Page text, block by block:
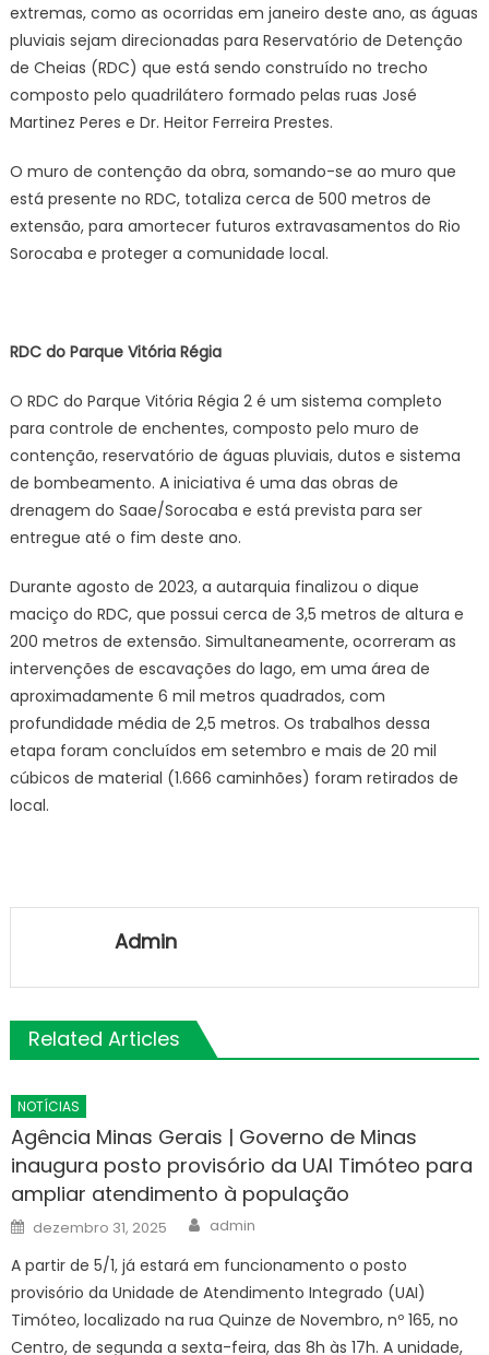
extremas, como as ocorridas em janeiro deste ano, as águas
pluviais sejam direcionadas para Reservatório de Detenção
de Cheias (RDC) que está sendo construído no trecho
composto pelo quadrilátero formado pelas ruas José
Martinez Peres e Dr. Heitor Ferreira Prestes.
O muro de contenção da obra, somando-se ao muro que
está presente no RDC, totaliza cerca de 500 metros de
extensão, para amortecer futuros extravasamentos do Rio
Sorocaba e proteger a comunidade local.
RDC do Parque Vitória Régia
O RDC do Parque Vitória Régia 2 é um sistema completo
para controle de enchentes, composto pelo muro de
contenção, reservatório de águas pluviais, dutos e sistema
de bombeamento. A iniciativa é uma das obras de
drenagem do Saae/Sorocaba e está prevista para ser
entregue até o fim deste ano.
Durante agosto de 2023, a autarquia finalizou o dique
maciço do RDC, que possui cerca de 3,5 metros de altura e
200 metros de extensão. Simultaneamente, ocorreram as
intervenções de escavações do lago, em uma área de
aproximadamente 6 mil metros quadrados, com
profundidade média de 2,5 metros. Os trabalhos dessa
etapa foram concluídos em setembro e mais de 20 mil
cúbicos de material (1.666 caminhões) foram retirados de
local.
Admin
Related Articles
NOTÍCIAS
Agência Minas Gerais | Governo de Minas
inaugura posto provisório da UAI Timóteo para
ampliar atendimento à população
Posted
on
dezembro 31, 2025 Author
admin
A partir de 5/1, já estará em funcionamento o posto
provisório da Unidade de Atendimento Integrado (UAI)
Timóteo, localizado na rua Quinze de Novembro, nº 165, no
Centro, de segunda a sexta-feira, das 8h às 17h. A unidade,